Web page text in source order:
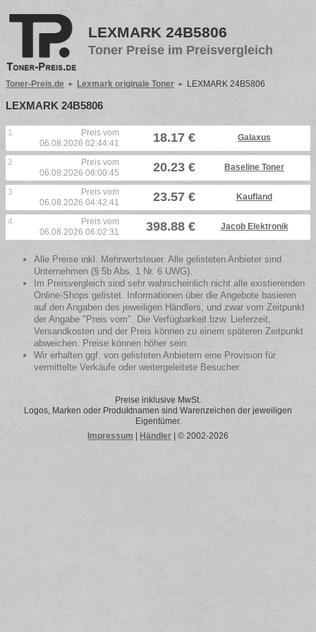
LEXMARK 24B5806
Toner Preise im Preisvergleich
Toner-Preis.de Lexmark originale Toner LEXMARK 24B5806
LEXMARK 24B5806
1
Preis vom
06.08.2026 02:44:41
18.17 € Galaxus
2
Preis vom
06.08.2026 06:00:45
20.23 € Baseline Toner
3
Preis vom
06.08.2026 04:42:41
23.57 € Kaufland
4
Preis vom
06.08.2026 06:02:31
398.88 € Jacob Elektronik
Alle Preise inkl. Mehrwertsteuer. Alle gelisteten Anbieter sind
Unternehmen (§ 5b Abs. 1 Nr. 6 UWG).
Im Preisvergleich sind sehr wahrscheinlich nicht alle existierenden
Online-Shops gelistet. Informationen über die Angebote basieren
auf den Angaben des jeweiligen Händlers, und zwar vom Zeitpunkt
der Angabe "Preis vom". Die Verfügbarkeit bzw. Lieferzeit,
Versandkosten und der Preis können zu einem späteren Zeitpunkt
abweichen. Preise können höher sein.
Wir erhalten ggf. von gelisteten Anbietern eine Provision für
vermittelte Verkäufe oder weitergeleitete Besucher.
Preise inklusive MwSt.
Logos, Marken oder Produktnamen sind Warenzeichen der jeweiligen
Eigentümer.
Impressum
Händler | © 2002-2026